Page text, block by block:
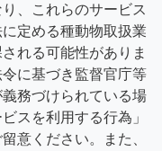
、これらのサービス
定める種動物取扱業
れる可能性がありま
に基づき監督官庁等
務づけられている場
スを利用する行為」
意ください。また、